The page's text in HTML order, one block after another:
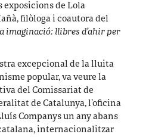
exposicions de Lola
filòloga i coautora del
imaginació: llibres d’ahir per
excepcional de la lluita
popular, va veure la
del Comissariat de
de Catalunya, l’oficina
Companys un any abans
internacionalitzar